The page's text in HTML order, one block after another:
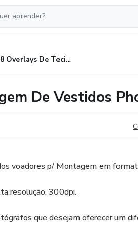
168 Overlays De Tecido P/ Montagem De Vestidos Photoshop
De Vestidos
voadores p/ Montagem em
resolução, 300dpi.
que desejam oferecer um